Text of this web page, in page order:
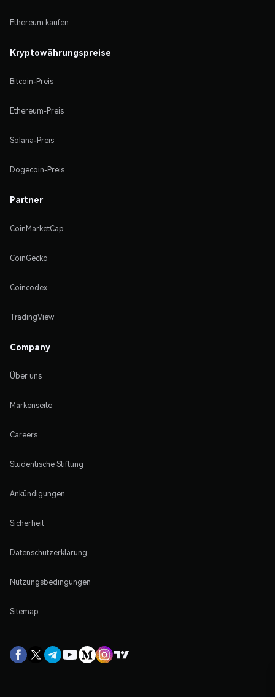
Ethereum kaufen
Kryptowährungspreise
Bitcoin-Preis
Ethereum-Preis
Solana-Preis
Dogecoin-Preis
Partner
CoinMarketCap
CoinGecko
Coincodex
TradingView
Company
Über uns
Markenseite
Careers
Studentische Stiftung
Ankündigungen
Sicherheit
Datenschutzerklärung
Nutzungsbedingungen
Sitemap